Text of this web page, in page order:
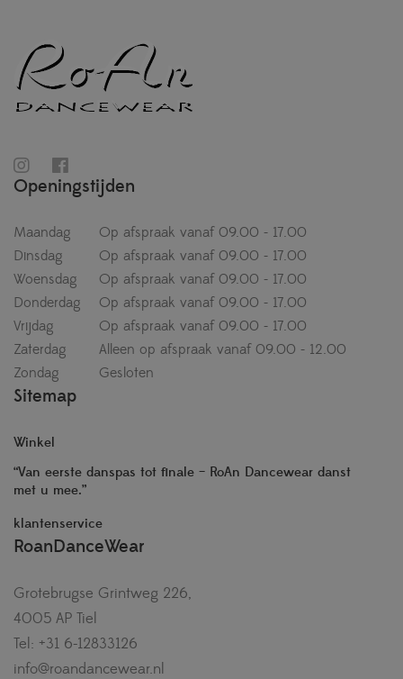
Openingstijden
Maandag
Op afspraak vanaf 09.00 - 17.00
Dinsdag
Op afspraak vanaf 09.00 - 17.00
Woensdag
Op afspraak vanaf 09.00 - 17.00
Donderdag
Op afspraak vanaf 09.00 - 17.00
Vrijdag
Op afspraak vanaf 09.00 - 17.00
Zaterdag
Alleen op afspraak vanaf 09.00 - 12.00
Zondag
Gesloten
Sitemap
Winkel
“Van eerste danspas tot finale – RoAn Dancewear danst
met u mee.”
klantenservice
RoanDanceWear
Grotebrugse Grintweg 226,
4005 AP Tiel
Tel: +31 6-12833126
info@roandancewear.nl